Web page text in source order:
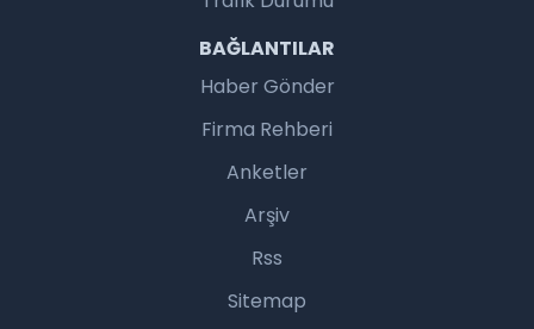
BAĞLANTILAR
Haber Gönder
Firma Rehberi
Anketler
Arşiv
Rss
Sitemap